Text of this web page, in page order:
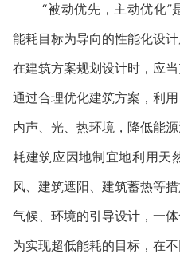
“被动优先，主动优化”
能耗目标为导向的性能化设
在建筑方案规划设计时，应
通过合理优化建筑方案，利
内声、光、热环境，降低能
耗建筑应因地制宜地利用天
风、建筑遮阳、建筑蓄热等
气候、环境的引导设计，一
为实现超低能耗的目标，在